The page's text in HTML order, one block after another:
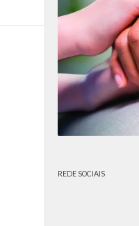
REDE SOCIAIS